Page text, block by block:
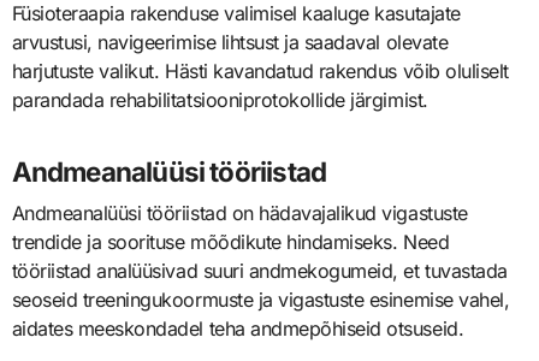
Füsioteraapia rakenduse valimisel kaaluge kasutajate
arvustusi, navigeerimise lihtsust ja saadaval olevate
harjutuste valikut. Hästi kavandatud rakendus võib oluliselt
parandada rehabilitatsiooniprotokollide järgimist.
Andmeanalüüsi tööriistad
Andmeanalüüsi tööriistad on hädavajalikud vigastuste
trendide ja soorituse mõõdikute hindamiseks. Need
tööriistad analüüsivad suuri andmekogumeid, et tuvastada
seoseid treeningukoormuste ja vigastuste esinemise vahel,
aidates meeskondadel teha andmepõhiseid otsuseid.